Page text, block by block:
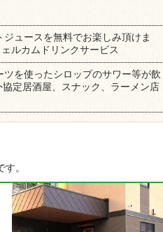
ュースを無料でお楽しみ頂けま
ルカムドリンクサービス
を使ったシロップのサワー等が飲
定居酒屋、スナック、ラーメン店
。